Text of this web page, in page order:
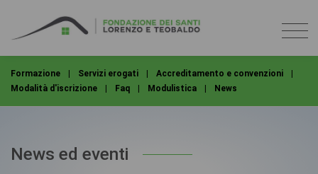
Formazione | Servizi erogati | Accreditamento e convenzioni
|
Modalità d'iscrizione
| Faq | Modulistica | News
News ed eventi